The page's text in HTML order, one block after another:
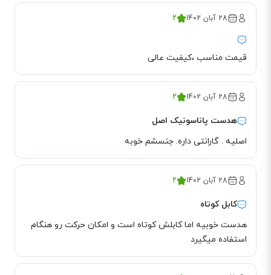
28 آبان 1402 2
قیمت مناسب ،کیفیت عالی
28 آبان 1402 2
هدست پاناسونیک اصل
اصلیه . گارانتی داره. جنسشم خوبه
28 آبان 1402 2
کابل کوتاه
هدست خوبیه اما کابلش کوتاه است و امکان حرکت رو هنگام
استفاده میگیرد